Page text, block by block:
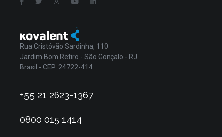
Rua Cristóvão Sardinha, 110
Jardim Bom Retiro - São Gonçalo - RJ
Brasil - CEP: 24722-414
+55 21 2623-1367
0800 015 1414